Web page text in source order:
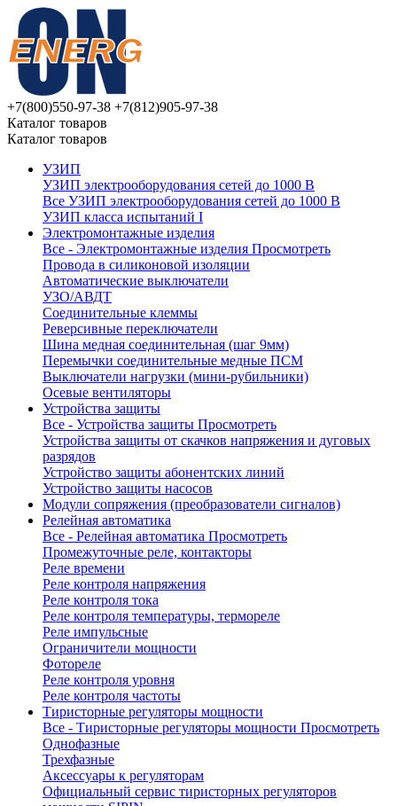
+7(800)550-97-38 +7(812)905-97-38
Каталог товаров
Каталог товаров
УЗИП
УЗИП электрооборудования сетей до 1000 В
Все УЗИП электрооборудования сетей до 1000 В
УЗИП клaссa испытаний I
Электромонтажные изделия
Все - Электромонтажные изделия Просмотреть
Провода в силиконовой изоляции
Автоматические выключатели
УЗО/АВДТ
Соединительные клеммы
Реверсивные переключатели
Шина медная соединительная (шаг 9мм)
Перемычки соединительные медные ПСМ
Выключатели нагрузки (мини-рубильники)
Осевые вентиляторы
Устройства защиты
Все - Устройства защиты Просмотреть
Устройства защиты от скачков напряжения и дуговых
разрядов
Устройство защиты абонентских линий
Устройство защиты насосов
Модули сопряжения (преобразователи сигналов)
Релейная автоматика
Все - Релейная автоматика Просмотреть
Промежуточные реле, контакторы
Реле времени
Реле контроля напряжения
Реле контроля тока
Реле контроля температуры, термореле
Реле импульсные
Ограничители мощности
Фотореле
Реле контроля уровня
Реле контроля частоты
Тиристорные регуляторы мощности
Все - Тиристорные регуляторы мощности Просмотреть
Однофазные
Трехфазные
Аксессуары к регуляторам
Официальный сервис тиристорных регуляторов